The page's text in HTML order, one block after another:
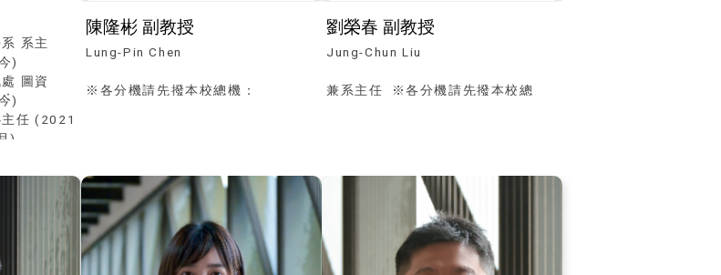
系主
)
圖資
)
任 (2021
)
終身特聘
今)
速網路與
陳隆彬 副教授
Lung-Pin Chen
※各分機請先撥本校總機：
劉榮春 副教授
Jung-Chun Liu
兼系主任 ※各分機請先撥本校總